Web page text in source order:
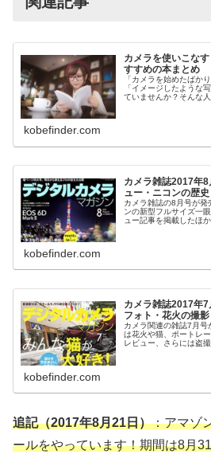
カメラを使いこな
すすめの本まとめ
「カメラを始めたばか
「イメージしたような
ていませんか？そんな
kobefinder.com
カメラ雑誌2017年
ュー・ニコンの歴
カメラ雑誌の8月号が発
ンの新型フルサイズ一
ュー記事を掲載したほ
kobefinder.com
カメラ雑誌2017年
フォト・花火の撮影
カメラ関連の雑誌7月号
は花火や猫、ポートレ
レビュー、さらには盗
kobefinder.com
追記（2017年8月21日）：アマゾ
ールをやっています！期間は8月